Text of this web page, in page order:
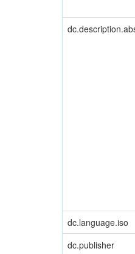
dc.language.iso
dc.publisher